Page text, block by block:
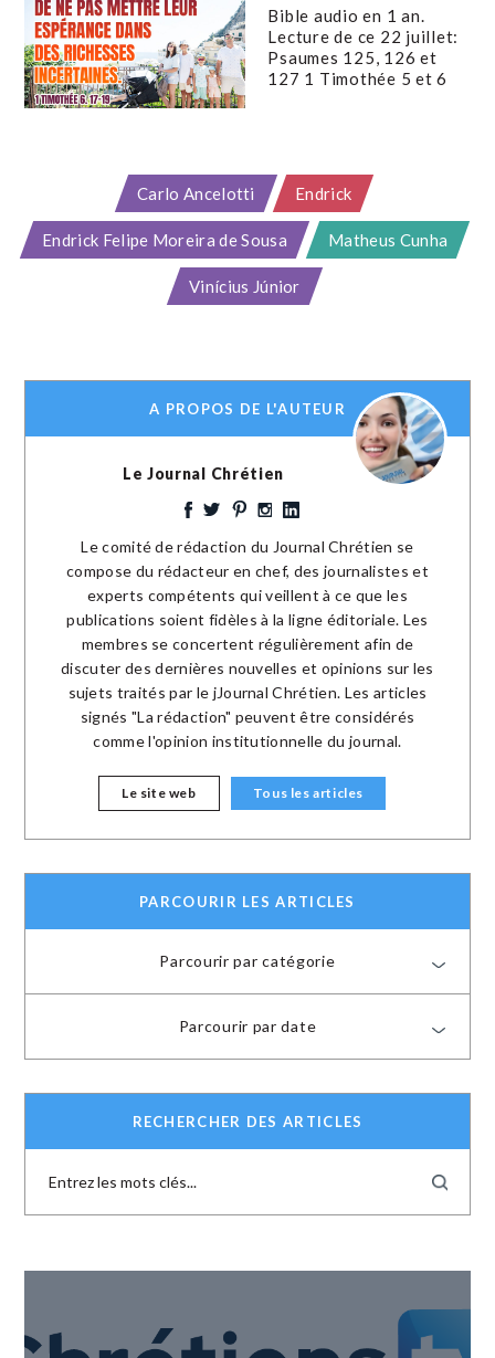
Bible audio en 1 an.
Lecture de ce 22 juillet:
Psaumes 125, 126 et
127 1 Timothée 5 et 6
Carlo Ancelotti Endrick
Endrick Felipe Moreira de Sousa Matheus Cunha
Vinícius Júnior
A PROPOS DE L'AUTEUR
Le Journal Chrétien
Le comité de rédaction du Journal Chrétien se
compose du rédacteur en chef, des journalistes et
experts compétents qui veillent à ce que les
publications soient fidèles à la ligne éditoriale. Les
membres se concertent régulièrement afin de
discuter des dernières nouvelles et opinions sur les
sujets traités par le jJournal Chrétien. Les articles
signés "La rédaction" peuvent être considérés
comme l'opinion institutionnelle du journal.
Le site web Tous les articles
PARCOURIR LES ARTICLES
Parcourir par catégorie
Parcourir par date
RECHERCHER DES ARTICLES